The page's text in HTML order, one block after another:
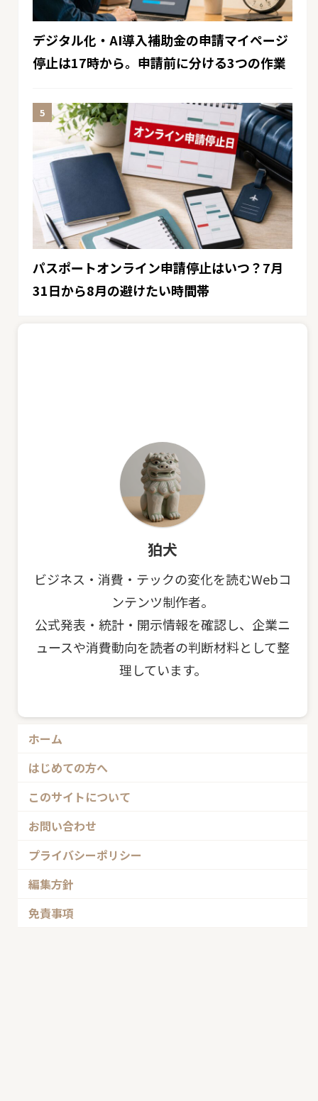
デジタル化・AI導入補助金の申請マイページ
停止は17時から。申請前に分ける3つの作業
パスポートオンライン申請停止はいつ？7月
31日から8月の避けたい時間帯
狛犬
ビジネス・消費・テックの変化を読むWebコ
ンテンツ制作者。
公式発表・統計・開示情報を確認し、企業ニ
ュースや消費動向を読者の判断材料として整
理しています。
ホーム
はじめての方へ
このサイトについて
お問い合わせ
プライバシーポリシー
編集方針
免責事項